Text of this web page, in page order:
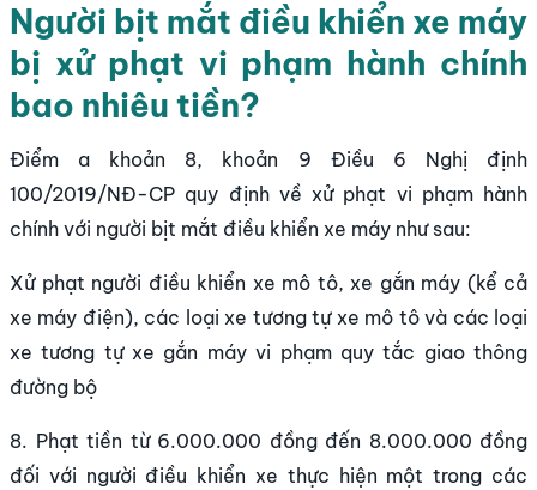
Người bịt mắt điều khiển xe máy
bị xử phạt vi phạm hành chính
bao nhiêu tiền?
Điểm a khoản 8, khoản 9 Điều 6 Nghị định
100/2019/NĐ-CP quy định về xử phạt vi phạm hành
chính với người bịt mắt điều khiển xe máy như sau:
Xử phạt người điều khiển xe mô tô, xe gắn máy (kể cả
xe máy điện), các loại xe tương tự xe mô tô và các loại
xe tương tự xe gắn máy vi phạm quy tắc giao thông
đường bộ
8. Phạt tiền từ 6.000.000 đồng đến 8.000.000 đồng
đối với người điều khiển xe thực hiện một trong các